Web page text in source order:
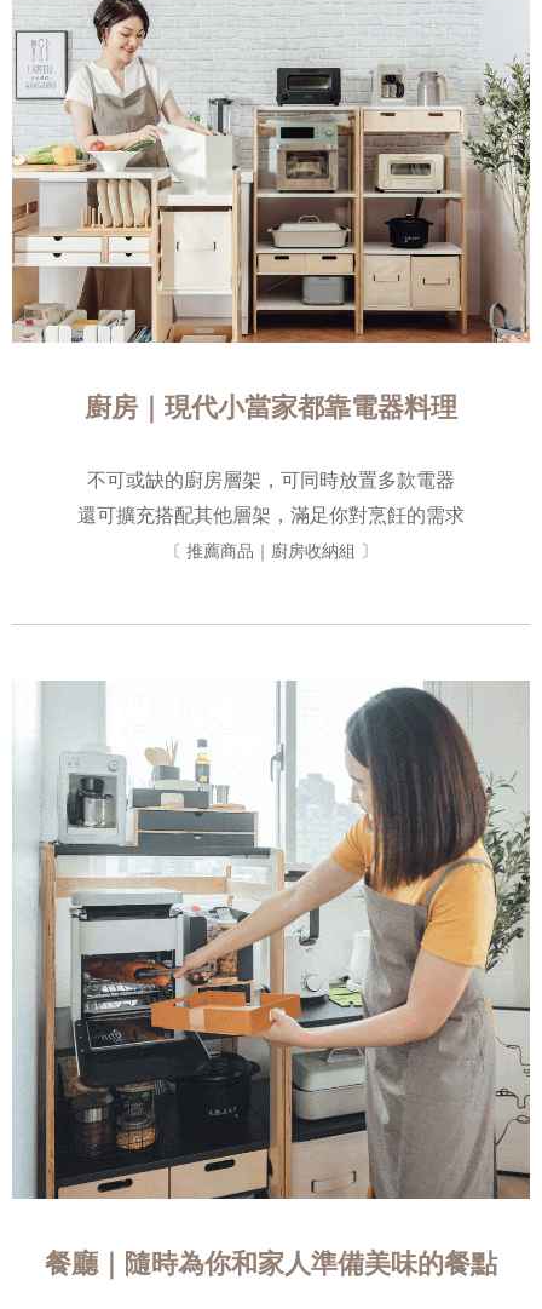
廚房｜現代小當家都靠電器料理
不可或缺的廚房層架，可同時放置多款電器
還可擴充搭配其他層架，滿足你對烹飪的需求
〔 推薦商品｜廚房收納組 〕
餐廳｜隨時為你和家人準備美味的餐點